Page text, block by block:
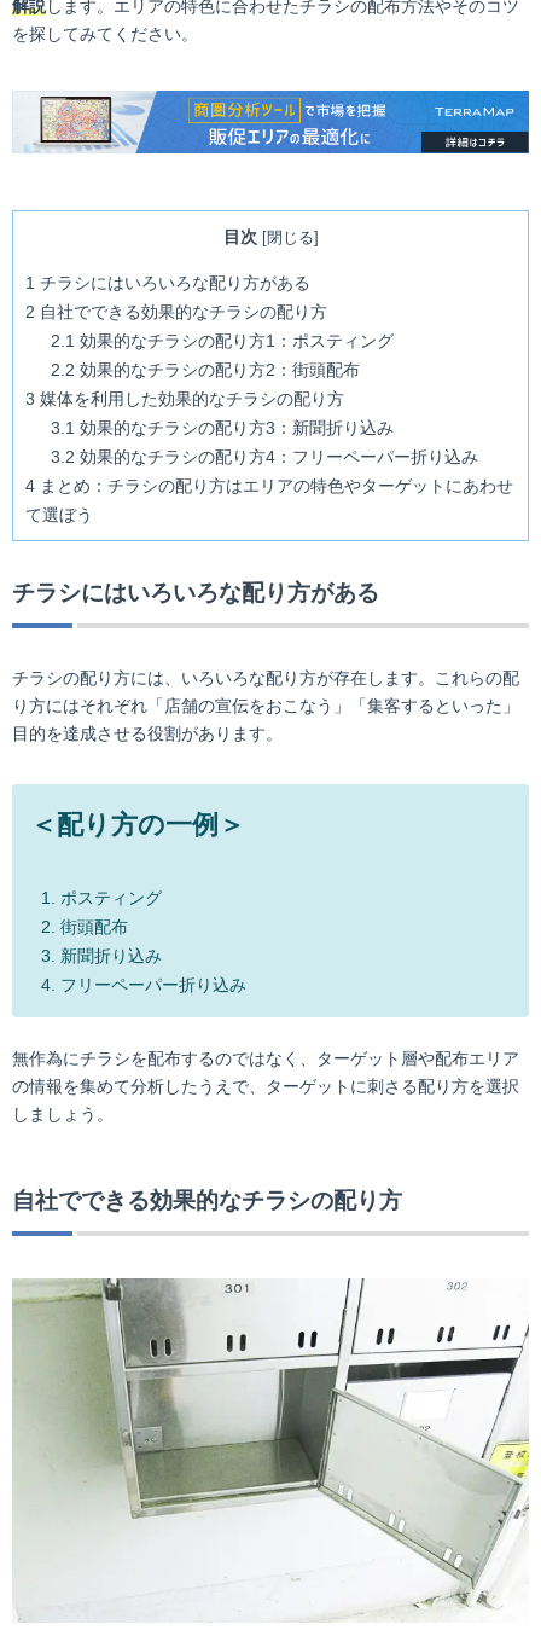
解説します。エリアの特色に合わせたチラシの配布方法やそのコツ
を探してみてください。
目次 閉じる
1 チラシにはいろいろな配り方がある
2 自社でできる効果的なチラシの配り方
2.1 効果的なチラシの配り方1：ポスティング
2.2 効果的なチラシの配り方2：街頭配布
3 媒体を利用した効果的なチラシの配り方
3.1 効果的なチラシの配り方3：新聞折り込み
3.2 効果的なチラシの配り方4：フリーペーパー折り込み
4 まとめ：チラシの配り方はエリアの特色やターゲットにあわせ
て選ぼう
チラシにはいろいろな配り方がある
チラシの配り方には、いろいろな配り方が存在します。これらの配
り方にはそれぞれ「店舗の宣伝をおこなう」「集客するといった」
目的を達成させる役割があります。
＜配り方の一例＞
ポスティング
街頭配布
新聞折り込み
フリーペーパー折り込み
無作為にチラシを配布するのではなく、ターゲット層や配布エリア
の情報を集めて分析したうえで、ターゲットに刺さる配り方を選択
しましょう。
自社でできる効果的なチラシの配り方